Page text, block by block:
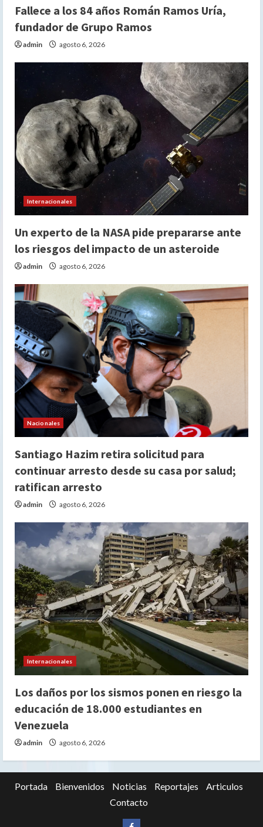
Fallece a los 84 años Román Ramos Uría,
fundador de Grupo Ramos
admin agosto 6, 2026
Internacionales
Un experto de la NASA pide prepararse ante
los riesgos del impacto de un asteroide
admin agosto 6, 2026
Nacionales
Santiago Hazim retira solicitud para
continuar arresto desde su casa por salud;
ratifican arresto
admin agosto 6, 2026
Internacionales
Los daños por los sismos ponen en riesgo la
educación de 18.000 estudiantes en
Venezuela
admin agosto 6, 2026
Portada Bienvenidos Noticias Reportajes
Articulos
Contacto